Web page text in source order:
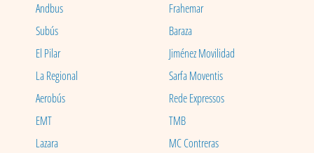
Andbus
Frahemar
Subús
Baraza
El Pilar
Jiménez Movilidad
La Regional
Sarfa Moventis
Aerobús
Rede Expressos
EMT
TMB
Lazara
MC Contreras